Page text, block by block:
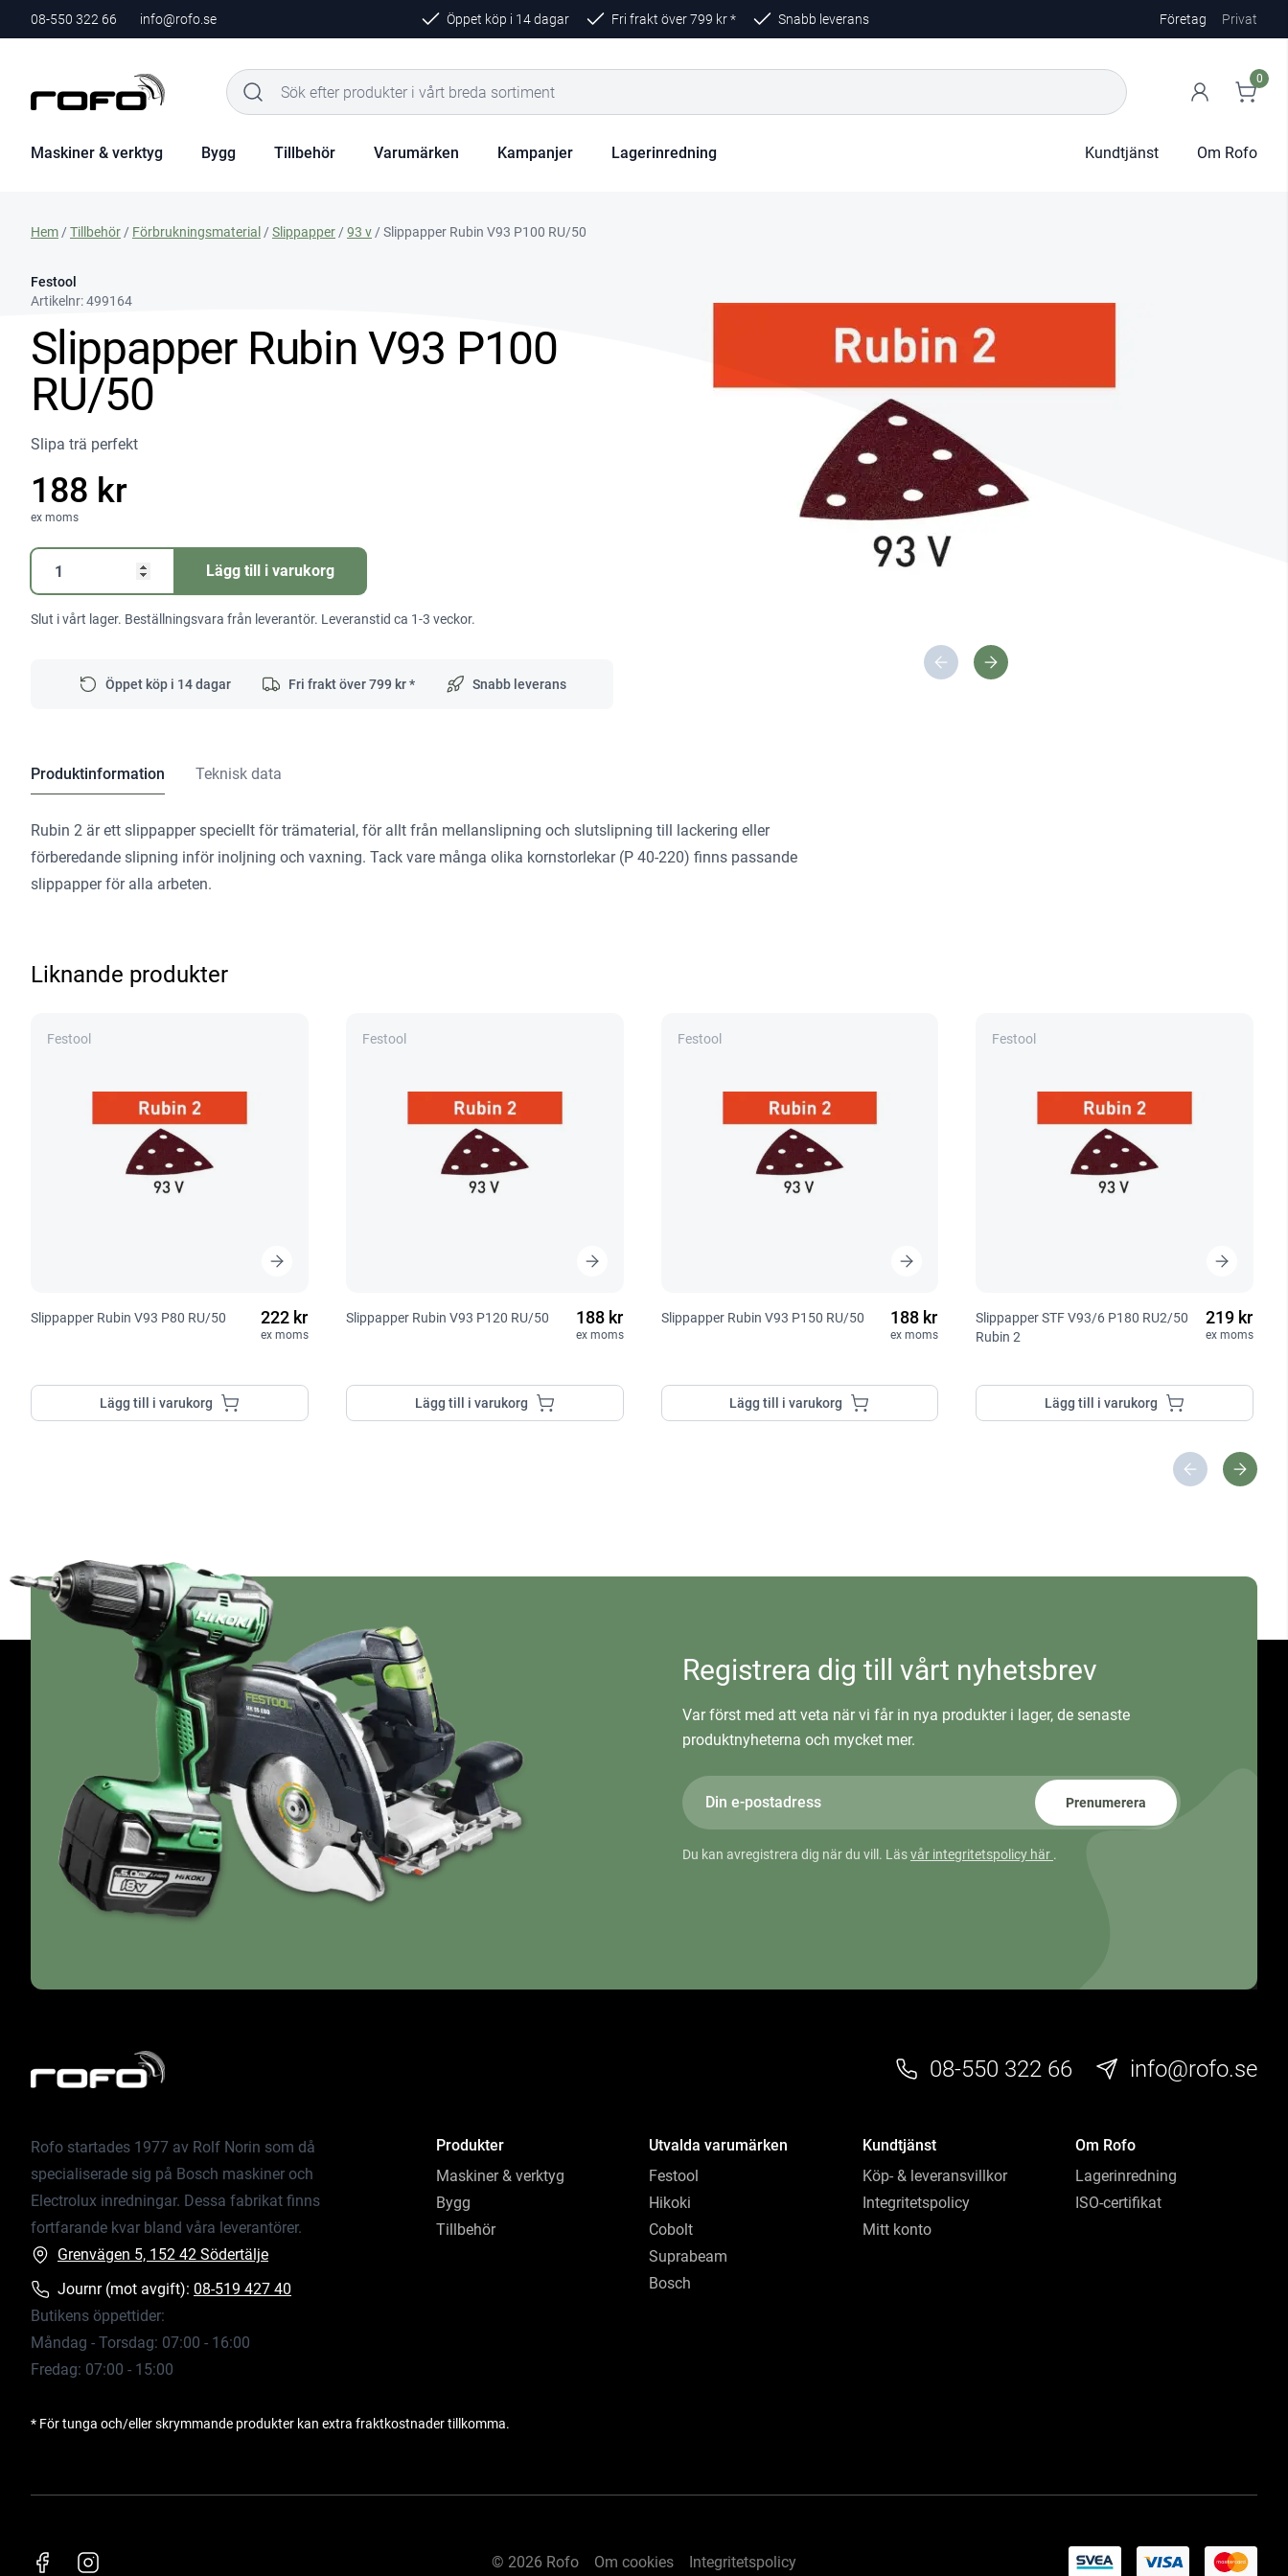
08-550 322 66 info@rofo.se Öppet köp i 14 dagar Fri frakt över799 kr * Snabb leverans Företag Privat
0
Maskiner & verktyg Bygg Tillbehör Varumärken Kampanjer Lagerinredning Kundtjänst Om Rofo
Hem /Tillbehör / Förbrukningsmaterial /Slippapper /93 v / Slippapper Rubin V93 P100 RU/50
Festool
Artikelnr:499164
Slippapper Rubin V93 P100
RU/50
Slipa trä perfekt
188 kr
ex moms
Slippapper
Rubin
P100
Lägg till i varukorg
Slut i vårt lager. Beställningsvara från leverantör. Leveranstid ca 1-3 veckor.
Öppet köp i 14 dagar Fri frakt över799 kr * Snabb leverans
Produktinformation Teknisk data
Rubin 2 är ett slippapper speciellt för trämaterial, för allt från mellanslipning och slutslipning till lackering eller
förberedande slipning inför inoljning och vaxning. Tack vare många olika kornstorlekar (P 40-220) finns passande
slippapper för alla arbeten.
Liknande produkter
Festool
Slippapper Rubin V93 P80 RU/50 222 kr
ex moms
Lägg till i varukorg
Festool
Slippapper Rubin V93 P120 RU/50 188 kr
ex moms
Lägg till i varukorg
Festool
Slippapper Rubin V93 P150 RU/50 188 kr
ex moms
Lägg till i varukorg
Festool
Slippapper STF V93/6 P180 RU2/50
Rubin 2
219 kr
ex moms
Lägg till i varukorg
Registrera dig till vårt nyhetsbrev
Var först med att veta när vi får in nya produkter i lager, de senaste
produktnyheterna och mycket mer.
Prenumerera
Du kan avregistrera dig när du vill. Läsvår integritetspolicy här .
08-550 322 66 info@rofo.se
Rofo startades 1977 av Rolf Norin som då
specialiserade sig på Bosch maskiner och
Electrolux inredningar. Dessa fabrikat finns
fortfarande kvar bland våra leverantörer.
Grenvägen 5, 152 42 Södertälje
Journr (mot avgift): 08-519 427 40
Butikens öppettider:
Måndag - Torsdag: 07:00 - 16:00
Fredag: 07:00 - 15:00
Produkter
Maskiner & verktyg
Bygg
Tillbehör
Utvalda varumärken
Festool
Hikoki
Cobolt
Suprabeam
Bosch
Kundtjänst
Köp- & leveransvillkor
Integritetspolicy
Mitt konto
Om Rofo
Lagerinredning
ISO-certifikat
* För tunga och/eller skrymmande produkter kan extra fraktkostnader tillkomma.
© 2026 Rofo Om cookies Integritetspolicy